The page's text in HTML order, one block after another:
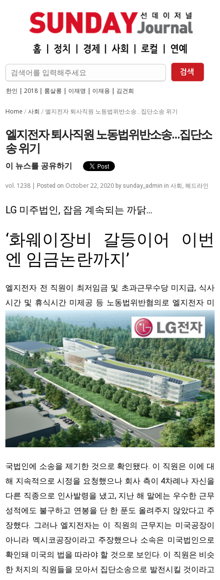
한인 | 2018| 룸살롱 | 이재명 | 이재용 | 김건희
Home /사회 /엘지전자 퇴사직원 노동법위반소송…집단소송 위기
엘지전자 퇴사직원 노동법위반소송…집단소
송 위기
이 뉴스를 공유하기
vol. 1238 | Posted on October 22, 2020 by sunday_admin in 사회,헤드라인
LG 미주법인, 잡음 계속되는 까닭…
‘화웨이장비 갈등이어 이번
엔 임금논란까지’
엘지전자 전 직원이 최저임금 및 초과근무수당 미지급, 식사
시간 및 휴식시간 미제공 등 노동법위반혐의로 엘지전자 미
국법인에 소송을 제기한 것으로 확인됐다. 이 직원은 이에 대
해 지속적으로 시정을 요청했으나 회사 측이 4차례나 자신을
다른 직종으로 인사발령을 냈고, 지난 해 말에는 우수한 근무
성적에도 불구하고 연봉을 단 한 푼도 올려주지 않았다고 주
장했다. 그러나 엘지전자는 이 직원의 근무지는 미국공장이
아니라 멕시코공장이라고 주장했으나 소속은 미국법인으로
확인돼 미국의 법을 따라야 할 것으로 보인다. 이 직원은 비슷
한 처지의 직원들을 모아서 집단소송으로 발전시킬 것이라고